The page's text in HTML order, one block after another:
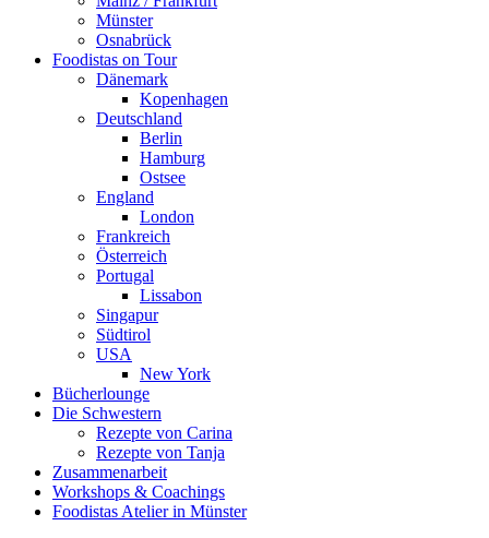
Münster
Osnabrück
Foodistas on Tour
Dänemark
Kopenhagen
Deutschland
Berlin
Hamburg
Ostsee
England
London
Frankreich
Österreich
Portugal
Lissabon
Singapur
Südtirol
USA
New York
Bücherlounge
Die Schwestern
Rezepte von Carina
Rezepte von Tanja
Zusammenarbeit
Workshops & Coachings
Foodistas Atelier in Münster